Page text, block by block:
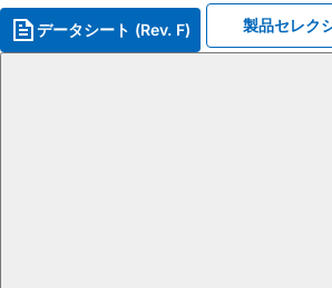
データシート (Rev. F) 製品セレク